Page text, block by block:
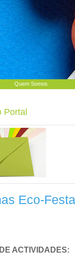
Quem Somos
Portal
Eco-
ACTIVIDADES: